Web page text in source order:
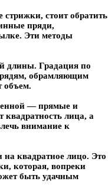
стрижки, стоит обратить
пряди,
Эти методы
длины. Градация по
обрамляющим
объем.
— прямые и
квадратность лица, а
внимание к
квадратное лицо. Это
которая, вопреки
быть удачным